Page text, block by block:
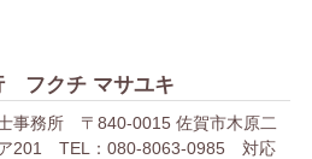
フクチ マサユキ
事務所 〒840-0015 佐賀市木原二
ア201 TEL：080-8063-0985 対応